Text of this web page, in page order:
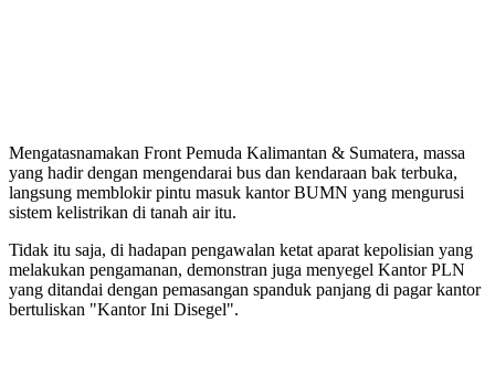
Mengatasnamakan Front Pemuda Kalimantan & Sumatera, massa
yang hadir dengan mengendarai bus dan kendaraan bak terbuka,
langsung memblokir pintu masuk kantor BUMN yang mengurusi
sistem kelistrikan di tanah air itu.
Tidak itu saja, di hadapan pengawalan ketat aparat kepolisian yang
melakukan pengamanan, demonstran juga menyegel Kantor PLN
yang ditandai dengan pemasangan spanduk panjang di pagar kantor
bertuliskan "Kantor Ini Disegel".